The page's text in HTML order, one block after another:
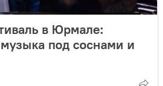
в Юрмале:
под соснами и